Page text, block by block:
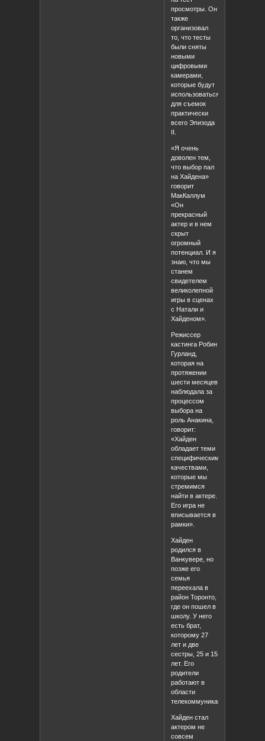
просмотры. Он
также
организовал
то, что тесты
были сняты
новыми
цифровыми
камерами,
которые будут
использоваться
для съемок
практически
всего Эпизода
«Я очень
доволен тем,
что выбор пал
на Хайдена»
говорит
МакКаллум
«Он
прекрасный
актер и в нем
скрыт
огромный
потенциал. И я
знаю, что мы
станем
свидетелем
великолепной
игры в сценах
с Натали и
Хайденом».
Режиссер
кастинга Робин
Гурланд,
которая на
протяжении
шести месяцев
наблюдала за
процессом
выбора на
роль Анакина,
говорит:
«Хайден
обладает теми
специфическими
качествами,
которые мы
стремимся
найти в актере.
Его игра не
вписывается в
рамки».
Хайден
родился в
Ванкувере, но
позже его
семья
переехала в
район Торонто,
где он пошел в
школу. У него
есть брат,
которому 27
лет и две
сестры, 25 и 15
лет. Его
родители
работают в
области
телекоммуникаций.
Хайден стал
актером не
совсем